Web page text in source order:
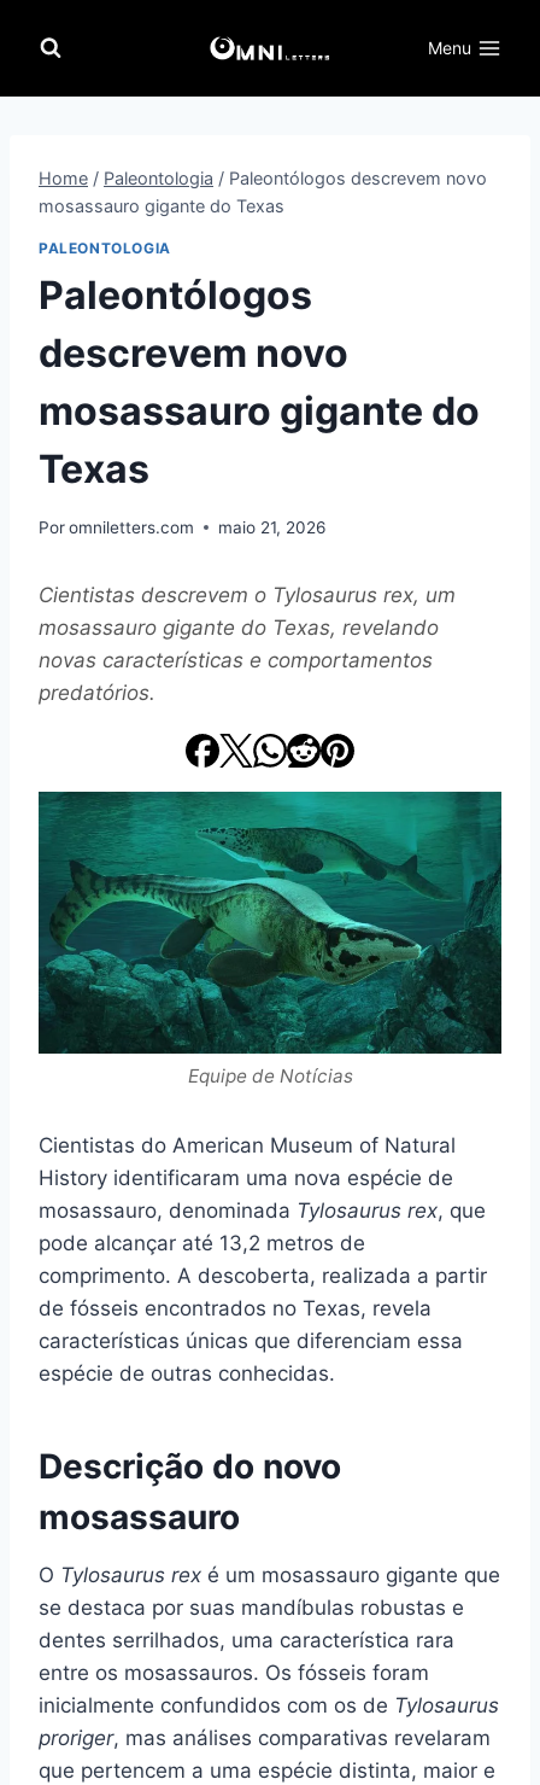
para
Menu
Home / Paleontologia / Paleontólogos descrevem novo
mosassauro gigante do Texas
PALEONTOLOGIA
Paleontólogos
descrevem novo
mosassauro gigante do
Texas
Poromniletters.com maio 21, 2026
Cientistas descrevem o Tylosaurus rex, um
mosassauro gigante do Texas, revelando
novas características e comportamentos
predatórios.
Equipe de Notícias
Cientistas do American Museum of Natural
History identificaram uma nova espécie de
mosassauro, denominada Tylosaurus rex, que
pode alcançar até 13,2 metros de
comprimento. A descoberta, realizada a partir
de fósseis encontrados no Texas, revela
características únicas que diferenciam essa
espécie de outras conhecidas.
Descrição do novo
mosassauro
O Tylosaurus rex é um mosassauro gigante que
se destaca por suas mandíbulas robustas e
dentes serrilhados, uma característica rara
entre os mosassauros. Os fósseis foram
inicialmente confundidos com os de Tylosaurus
proriger, mas análises comparativas revelaram
que pertencem a uma espécie distinta, maior e